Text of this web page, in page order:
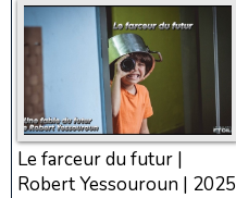
Le farceur du futur |
Robert Yessouroun | 2025